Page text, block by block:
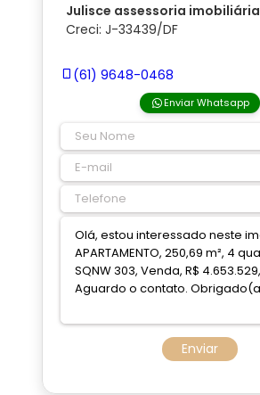
Julisce assessoria imobiliária
Creci: J-33439/DF
(61) 9648-0468
Enviar Whatsapp
Enviar